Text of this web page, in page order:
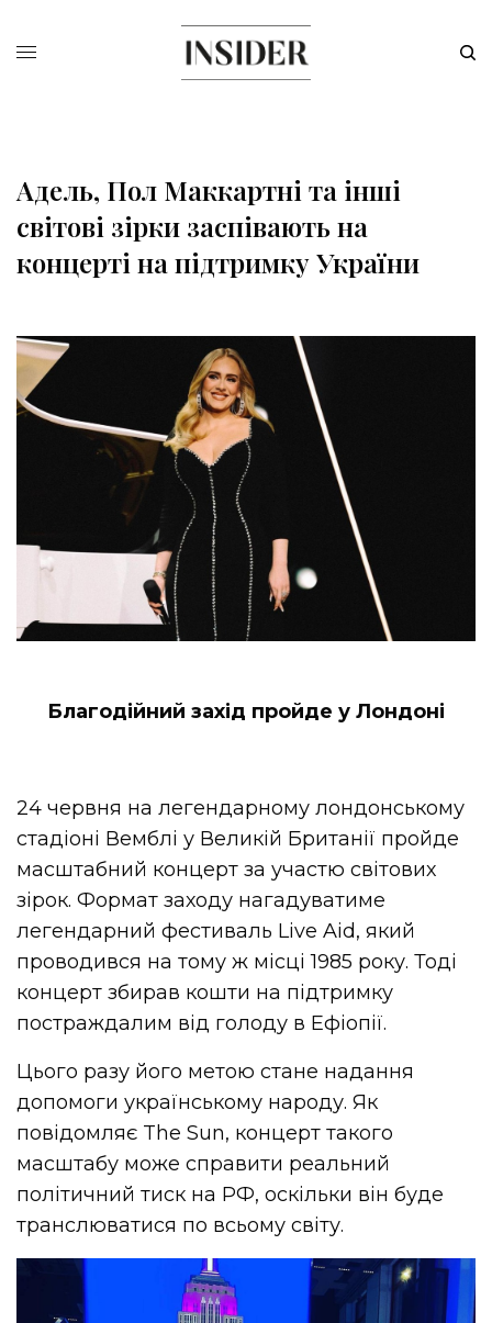
Адель, Пол Маккартні та інші
світові зірки заспівають на
концерті на підтримку України
Благодійний захід пройде у Лондоні
24 червня на легендарному лондонському
стадіоні Вемблі у Великій Британії пройде
масштабний концерт за участю світових
зірок. Формат заходу нагадуватиме
легендарний фестиваль Live Aid, який
проводився на тому ж місці 1985 року. Тоді
концерт збирав кошти на підтримку
постраждалим від голоду в Ефіопії.
Цього разу його метою стане надання
допомоги українському народу. Як
повідомляє The Sun, концерт такого
масштабу може справити реальний
політичний тиск на РФ, оскільки він буде
транслюватися по всьому світу.